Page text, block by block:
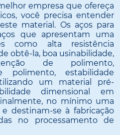
empresa que ofereça
você precisa entender
material. Os aços para
que apresentam uma
como alta resistência
obtê-la, boa usinabilidade,
de polimento,
polimento, estabilidade
um material pré-
dimensional em
no mínimo uma
destinam-se à fabricação
no processamento de